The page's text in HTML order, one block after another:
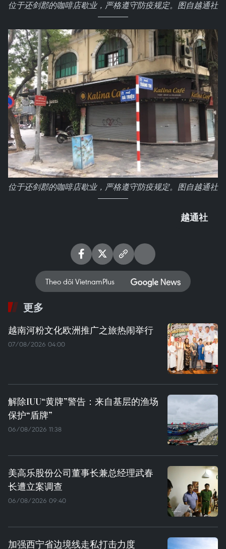
位于还剑郡的咖啡店歇业，严格遵守防疫规定。图自越通社
位于还剑郡的咖啡店歇业，严格遵守防疫规定。图自越通社
越通社
Theo dõi VietnamPlus
更多
越南河粉文化欧洲推广之旅热闹举行
07/08/2026 04:00
解除IUU“黄牌”警告：来自基层的渔场
保护“盾牌”
06/08/2026 11:38
美高乐股份公司董事长兼总经理武春
长遭立案调查
06/08/2026 09:40
加强西宁省边境线走私打击力度